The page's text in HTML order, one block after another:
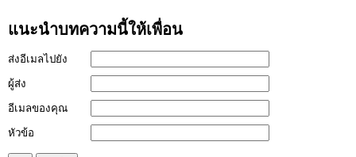
แนะนำบทความนี้ให้เพื่อน
ส่งอีเมลไปยัง
ผู้ส่ง
อีเมลของคุณ
หัวข้อ